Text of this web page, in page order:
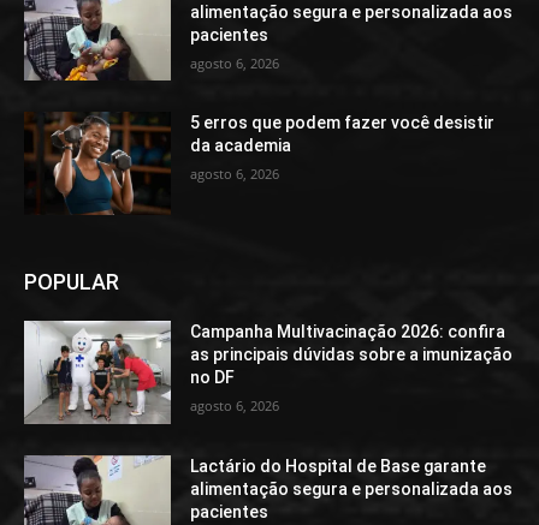
alimentação segura e personalizada aos
pacientes
agosto 6, 2026
5 erros que podem fazer você desistir
da academia
agosto 6, 2026
POPULAR
Campanha Multivacinação 2026: confira
as principais dúvidas sobre a imunização
no DF
agosto 6, 2026
Lactário do Hospital de Base garante
alimentação segura e personalizada aos
pacientes